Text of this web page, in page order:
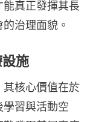
真正發揮其長
治理面貌。
施
核心價值在於
習與活動空